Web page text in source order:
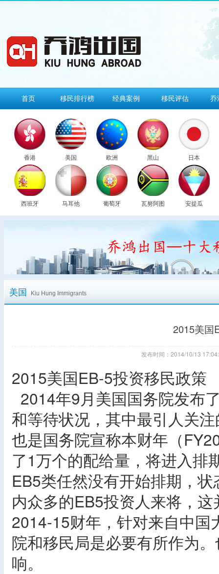
首页 移民排行榜 经典案例 移民评估 乔
香港 美国 欧洲 黑山 日本
西班牙 马耳他 葡萄牙 瓦努阿图 安提瓜
美国 Kiu Hung Immigrants
2015美国
发布时间：2014/10/13
2015美国EB-5投资移民政策
2014年9月美国国务院发布
和等待状况，其中最引人关
也是国务院宣称本财年（
了1万个的配给量，将进入排
EB5类任然没有开始排期，
内众多的EB5投资人来将，
2014-15财年，针对来自中
院和移民局是必要有所作为
响。